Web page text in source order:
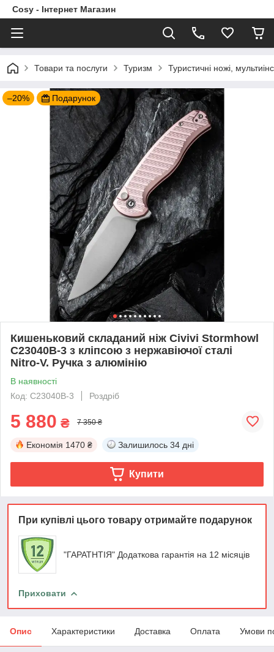
Cosy - Інтернет Магазин
Товари та послуги Туризм Туристичні ножі,
–20% Подарунок
Кишеньковий складаний ніж Civivi Stormhowl
C23040B-3 з кліпсою з нержавіючої сталі
Nitro-V. Ручка з алюмінію
В наявності
Код: C23040B-3
Роздріб
5 880 ₴ 7 350 ₴
Економія 1470 ₴ Залишилось 34 дні
Купити
При купівлі цього товару отримайте подарунок
"ГАРАТНТІЯ" Додаткова гарантія на 12 місяців
Приховати
Опис Характеристики Доставка Оплата Умови